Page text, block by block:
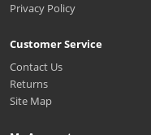
Privacy Policy
Customer Service
Contact Us
Returns
Site Map